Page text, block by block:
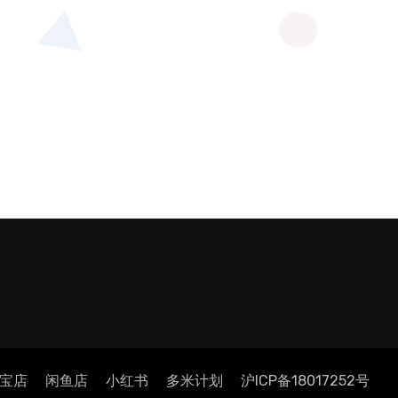
店 闲鱼店 小红书 多米计划 沪ICP备18017252号